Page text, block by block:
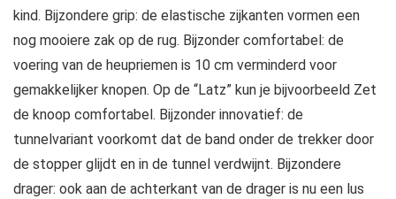
kind. Bijzondere grip: de elastische zijkanten vormen een
nog mooiere zak op de rug. Bijzonder comfortabel: de
voering van de heupriemen is 10 cm verminderd voor
gemakkelijker knopen. Op de “Latz” kun je bijvoorbeeld Zet
de knoop comfortabel. Bijzonder innovatief: de
tunnelvariant voorkomt dat de band onder de trekker door
de stopper glijdt en in de tunnel verdwijnt. Bijzondere
drager: ook aan de achterkant van de drager is nu een lus